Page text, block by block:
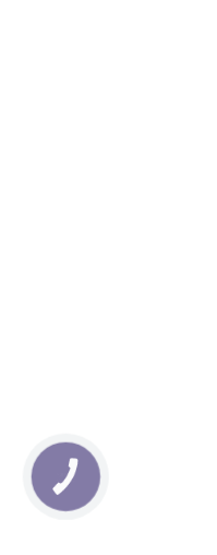
КНОПКА
ЗВ'ЯЗКУ